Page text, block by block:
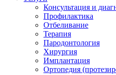
Консультация и
Профилактика
Отбеливание
Терапия
Пародонтология
Хирургия
Имплантация
Ортопедия